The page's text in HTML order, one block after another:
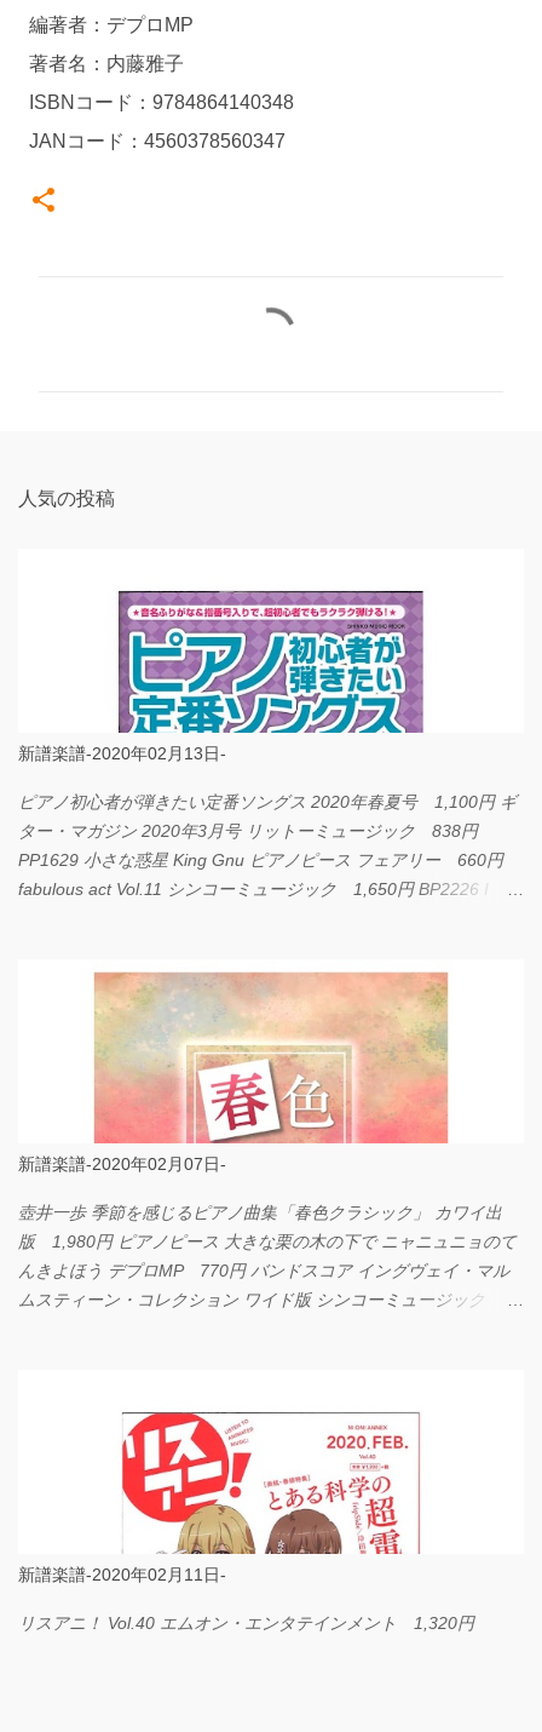
編著者：デプロMP
著者名：内藤雅子
ISBNコード：9784864140348
JANコード：4560378560347
人気の投稿
新譜楽譜-2020年02月13日-
ピアノ初心者が弾きたい定番ソングス 2020年春夏号 1,100円 ギ
ター・マガジン 2020年3月号 リットーミュージック 838円
PP1629 小さな惑星 King Gnu ピアノピース フェアリー 660円
fabulous act Vol.11 シンコーミュージック 1,650円 BP2226 I
新譜楽譜-2020年02月07日-
壺井一歩 季節を感じるピアノ曲集「春色クラシック」 カワイ出
版 1,980円 ピアノピース 大きな栗の木の下で ニャニュニョのて
んきよほう デプロMP 770円 バンドスコア イングヴェイ・マル
ムスティーン・コレクション ワイド版 シンコーミュージック
新譜楽譜-2020年02月11日-
リスアニ！ Vol.40 エムオン・エンタテインメント 1,320円